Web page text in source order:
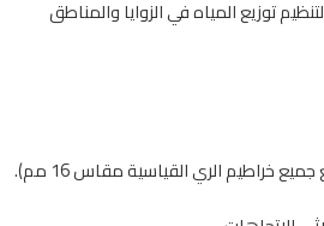
لتنظيم توزيع المياه في الزوايا والمناطق